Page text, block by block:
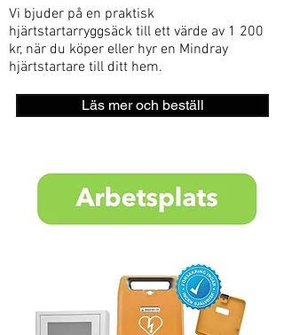
Vi bjuder på en praktisk
hjärtstartarryggsäck till ett värde av 1 200
kr, när du köper eller hyr en Mindray
hjärtstartare till ditt hem.
Läs mer och beställ